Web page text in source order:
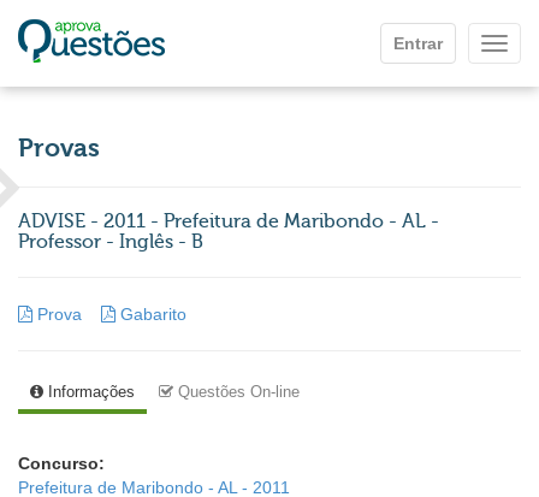
Entrar
Provas
ADVISE - 2011 - Prefeitura de Maribondo - AL -
Professor - Inglês - B
Prova Gabarito
Informações Questões On-line
Concurso:
Prefeitura de Maribondo - AL - 2011